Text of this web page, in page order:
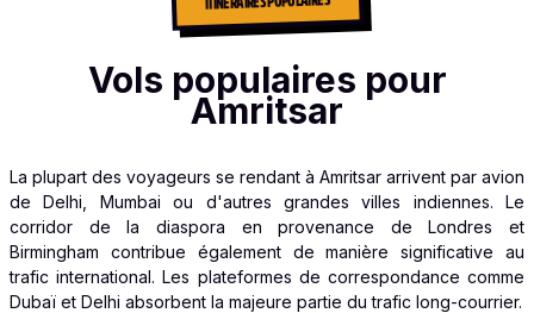
Vols populaires pour
Amritsar
La plupart des voyageurs se rendant à Amritsar arrivent par avion
de Delhi, Mumbai ou d'autres grandes villes indiennes. Le
corridor de la diaspora en provenance de Londres et
Birmingham contribue également de manière significative au
trafic international. Les plateformes de correspondance comme
Dubaï et Delhi absorbent la majeure partie du trafic long-courrier.